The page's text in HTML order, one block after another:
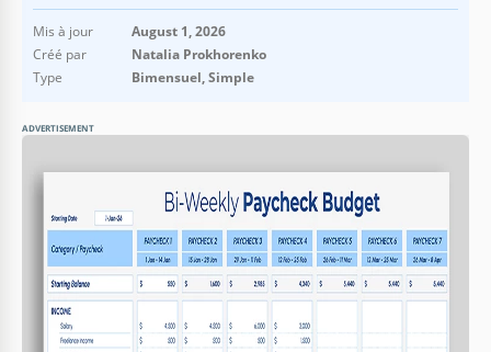
Mis à jour
August 1, 2026
Créé par
Natalia Prokhorenko
Type
Bimensuel, Simple
ADVERTISEMENT
Spécifications du modèle
Format
Google Sheets, Microsoft Excel
Créé
February 5, 2026
Dernière mise à jour
August 1, 2026
Communauté
Ajouté aux collections par 7 Utilisateurs